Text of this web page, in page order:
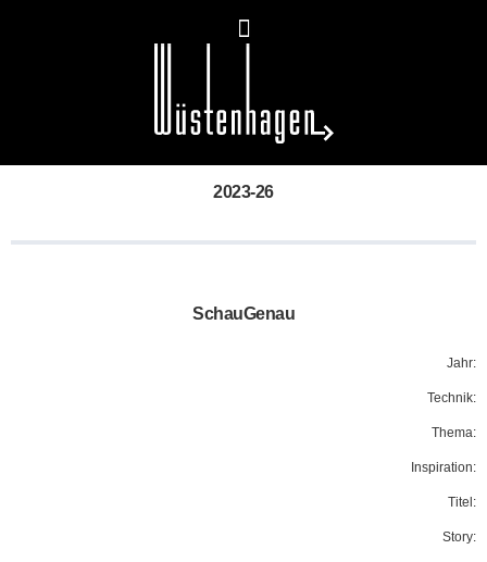
2023-26
SchauGenau
Jahr:
Technik:
Thema:
Inspiration:
Titel:
Story: